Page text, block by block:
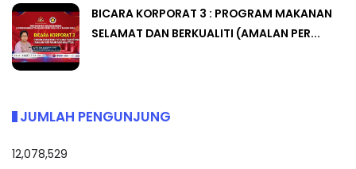
BICARA KORPORAT 3 : PROGRAM MAKANAN
SELAMAT DAN BERKUALITI (AMALAN PER...
JUMLAH PENGUNJUNG
12,078,529